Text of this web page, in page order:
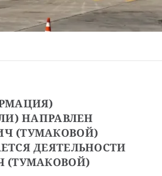
НАПРАВЛЕН
(ТУМАКОВОЙ)
ДЕЯТЕЛЬНОСТИ
(ТУМАКОВОЙ)